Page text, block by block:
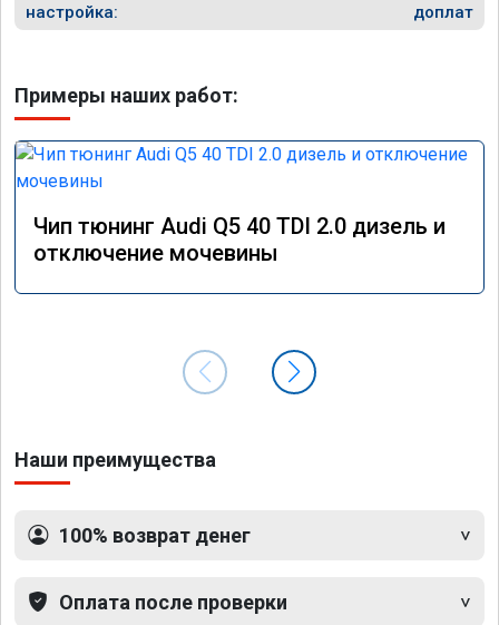
настройка:
доплат
Примеры наших работ:
Чип тюнинг Audi Q5 40 TDI 2.0 дизель и
отключение мочевины
Наши преимущества
100% возврат денег
Оплата после проверки